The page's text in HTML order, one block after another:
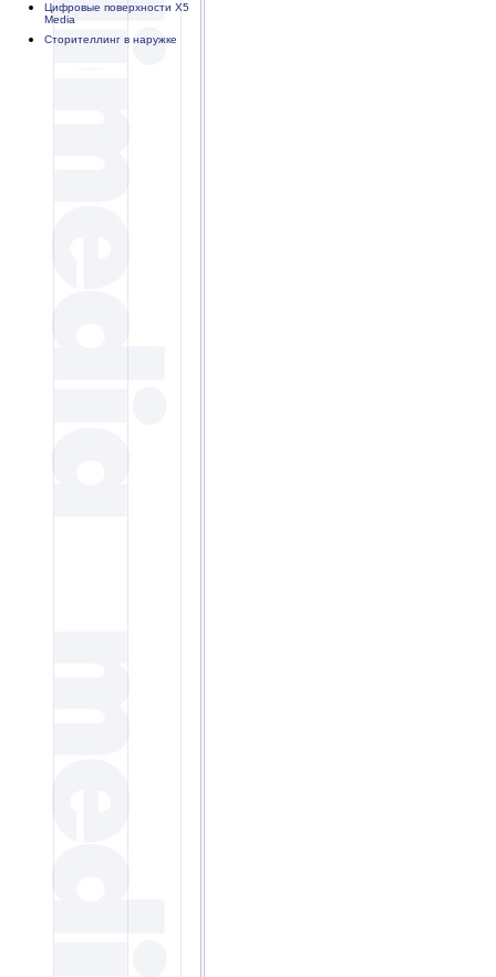
Цифровые поверхности X5
Media
Сторителлинг в наружке